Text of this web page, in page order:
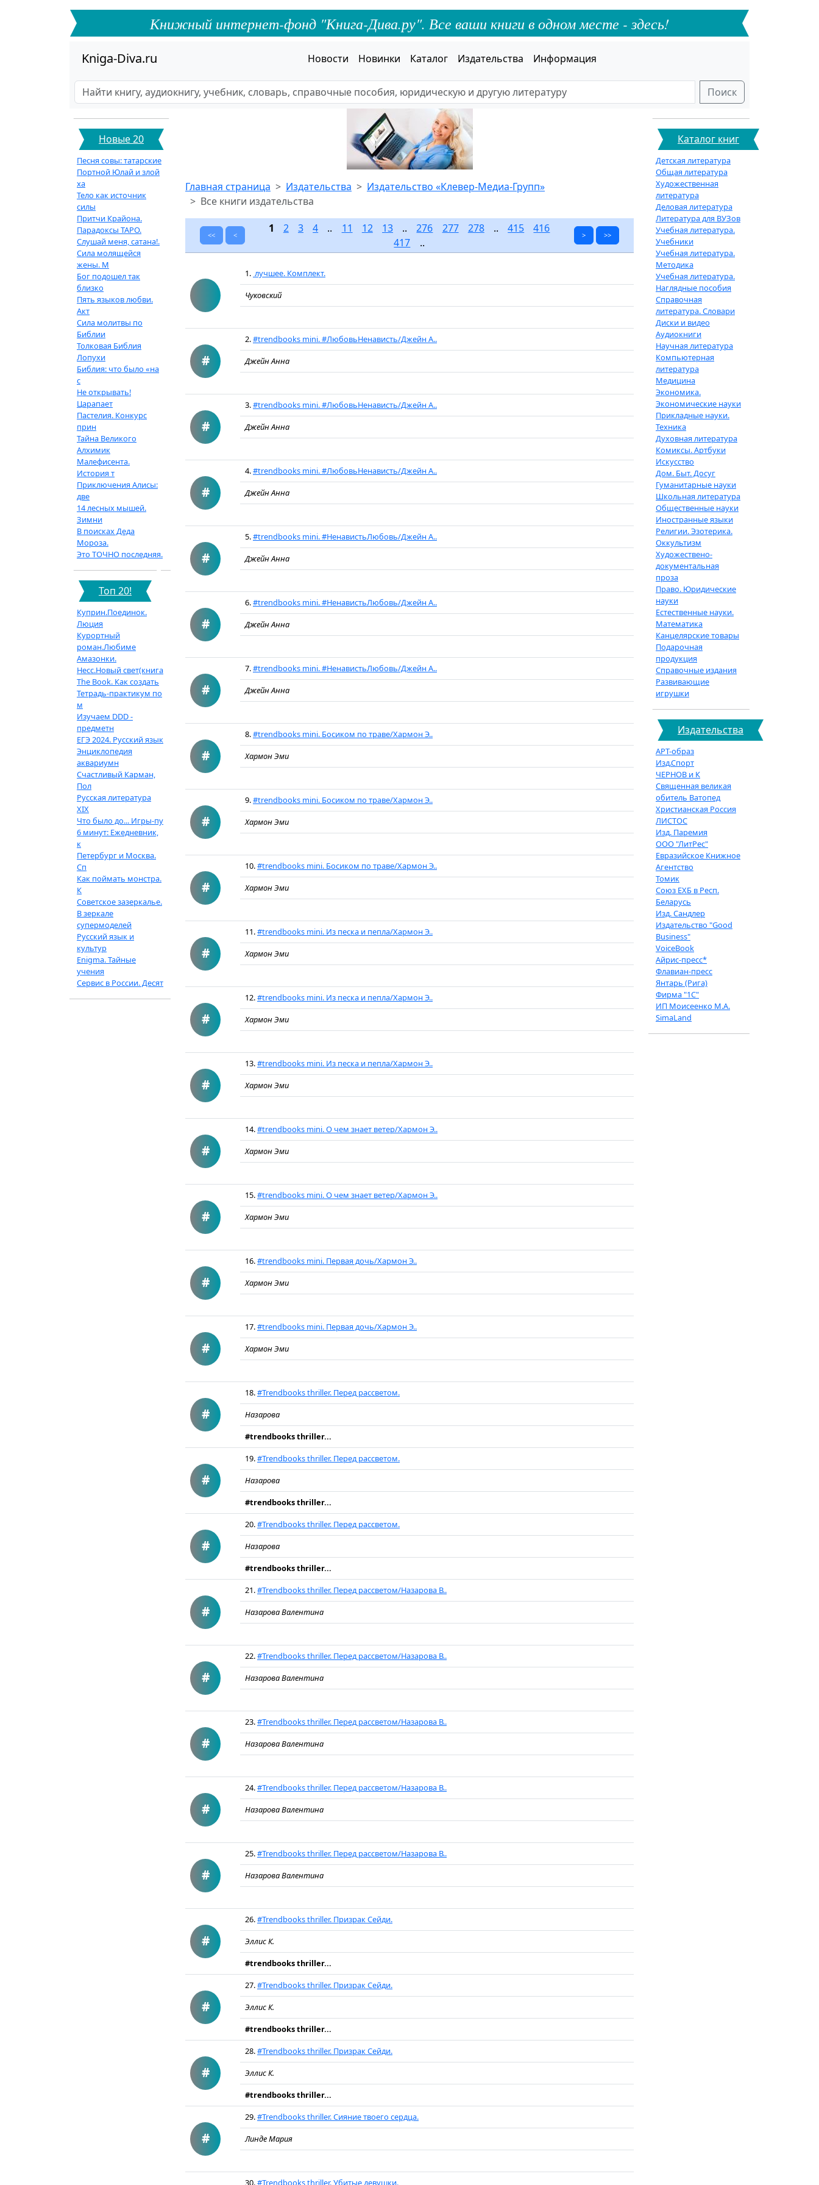
Книжный интернет-фонд "Книга-Дива.ру". Все ваши книги в одном месте - здесь!
Kniga-Diva.ru Новости Новинки Каталог Издательства Информация
Поиск
Новые 20
Песня совы: татарские
Портной Юлай и злой
ха
Тело как источник
силы
Притчи Крайона.
Парадоксы ТАРО.
Слушай меня, сатана!.
Сила молящейся
жены. М
Бог подошел так
близко
Пять языков любви.
Акт
Сила молитвы по
Библии
Толковая Библия
Лопухи
Библия: что было «на
с
Не открывать!
Царапает
Пастелия. Конкурс
прин
Тайна Великого
Алхимик
Малефисента.
История т
Приключения Алисы:
две
14 лесных мышей.
Зимни
В поисках Деда
Мороза.
Это ТОЧНО последняя.
Топ 20!
Куприн.Поединок.
Люция
Курортный
роман.Любиме
Амазонки.
Несс.Новый свет(книга
The Book. Как создать
Тетрадь-практикум по
м
Изучаем DDD -
предметн
ЕГЭ 2024. Русский язык
Энциклопедия
аквариумн
Счастливый Карман,
Пол
Русская литература
XIX
Что было до... Игры-пу
6 минут: Ежедневник,
к
Петербург и Москва.
Сп
Как поймать монстра.
К
Советское зазеркалье.
В зеркале
супермоделей
Русский язык и
культур
Enigma. Тайные
учения
Сервис в России. Десят
Главная страница Издательства
Издательство «Клевер-Медиа-Групп»
Все книги издательства
<< <
1 2 3 4 .. 11 12 13 ..276 277 278..415
416
417 ..
> >>
1. лучшее. Комплект.
Чуковский
#
2.#trendbooks mini. #ЛюбовьНенависть/Джейн А..
Джейн Анна
#
3.#trendbooks mini. #ЛюбовьНенависть/Джейн А..
Джейн Анна
#
4.#trendbooks mini. #ЛюбовьНенависть/Джейн А..
Джейн Анна
#
5.#trendbooks mini. #НенавистьЛюбовь/Джейн А..
Джейн Анна
#
6.#trendbooks mini. #НенавистьЛюбовь/Джейн А..
Джейн Анна
#
7.#trendbooks mini. #НенавистьЛюбовь/Джейн А..
Джейн Анна
#
8.#trendbooks mini. Босиком по траве/Хармон Э..
Хармон Эми
#
9.#trendbooks mini. Босиком по траве/Хармон Э..
Хармон Эми
#
10.#trendbooks mini. Босиком по траве/Хармон Э..
Хармон Эми
#
11.#trendbooks mini. Из песка и пепла/Хармон Э..
Хармон Эми
#
12.#trendbooks mini. Из песка и пепла/Хармон Э..
Хармон Эми
#
13.#trendbooks mini. Из песка и пепла/Хармон Э..
Хармон Эми
#
14.#trendbooks mini. О чем знает ветер/Хармон Э..
Хармон Эми
#
15.#trendbooks mini. О чем знает ветер/Хармон Э..
Хармон Эми
#
16.#trendbooks mini. Первая дочь/Хармон Э..
Хармон Эми
#
17.#trendbooks mini. Первая дочь/Хармон Э..
Хармон Эми
#
18.#Trendbooks thriller. Перед рассветом.
Назарова
#trendbooks thriller...
#
19.#Trendbooks thriller. Перед рассветом.
Назарова
#trendbooks thriller...
#
20.#Trendbooks thriller. Перед рассветом.
Назарова
#trendbooks thriller...
#
21.#Trendbooks thriller. Перед рассветом/Назарова В..
Назарова Валентина
#
22.#Trendbooks thriller. Перед рассветом/Назарова В..
Назарова Валентина
#
23.#Trendbooks thriller. Перед рассветом/Назарова В..
Назарова Валентина
#
24.#Trendbooks thriller. Перед рассветом/Назарова В..
Назарова Валентина
#
25.#Trendbooks thriller. Перед рассветом/Назарова В..
Назарова Валентина
#
26.#Trendbooks thriller. Призрак Сейди.
Эллис К.
#trendbooks thriller...
#
27.#Trendbooks thriller. Призрак Сейди.
Эллис К.
#trendbooks thriller...
#
28.#Trendbooks thriller. Призрак Сейди.
Эллис К.
#trendbooks thriller...
#
29.#Trendbooks thriller. Сияние твоего сердца.
Линде Мария
30.#Trendbooks thriller. Убитые девушки.
Каталог книг
Детская литература
Общая литература
Художественная
литература
Деловая литература
Литература для ВУЗов
Учебная литература.
Учебники
Учебная литература.
Методика
Учебная литература.
Наглядные пособия
Справочная
литература. Словари
Диски и видео
Аудиокниги
Научная литература
Компьютерная
литература
Медицина
Экономика.
Экономические науки
Прикладные науки.
Техника
Духовная литература
Комиксы. Артбуки
Искусство
Дом. Быт. Досуг
Гуманитарные науки
Школьная литература
Общественные науки
Иностранные языки
Религии. Эзотерика.
Оккультизм
Художествено-
документальная
проза
Право. Юридические
науки
Естественные науки.
Математика
Канцелярские товары
Подарочная
продукция
Справочные издания
Развивающие
игрушки
Издательства
АРТ-образ
Изд.Спорт
ЧЕРНОВ и К
Священная великая
обитель Ватопед
Христианская Россия
ЛИСТОС
Изд. Паремия
ООО "ЛитРес"
Евразийское Книжное
Агентство
Томик
Союз ЕХБ в Респ.
Беларусь
Изд. Сандлер
Издательство "Good
Business"
VoiceBook
Айрис-пресс*
Флавиан-пресс
Янтарь (Рига)
Фирма "1С"
ИП Моисеенко М.А.
SimaLand